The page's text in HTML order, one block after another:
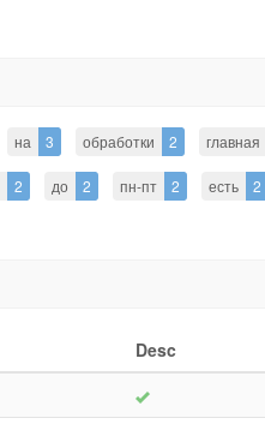
на 3 обработки 2 главная
2 до 2 пн-пт 2 есть 2
Desc